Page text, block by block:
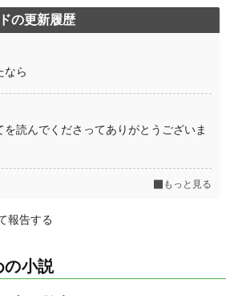
の更新履歴
なら
読んでくださってありがとうございま
もっと見る
報告する
の小説